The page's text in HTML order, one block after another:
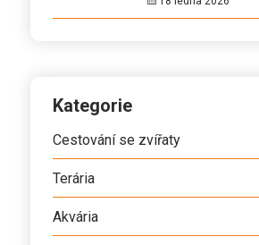
Kategorie
Cestování se zvířaty
Terária
Akvária